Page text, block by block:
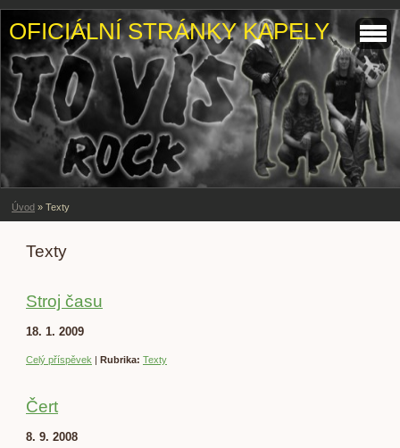
OFICIÁLNÍ STRÁNKY KAPELY
Úvod » Texty
Texty
Stroj času
18. 1. 2009
Celý příspěvek | Rubrika: Texty
Čert
8. 9. 2008